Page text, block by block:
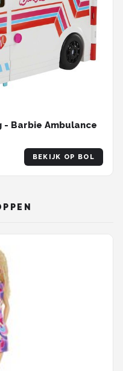
- Barbie Ambulance
BEKIJK OP BOL